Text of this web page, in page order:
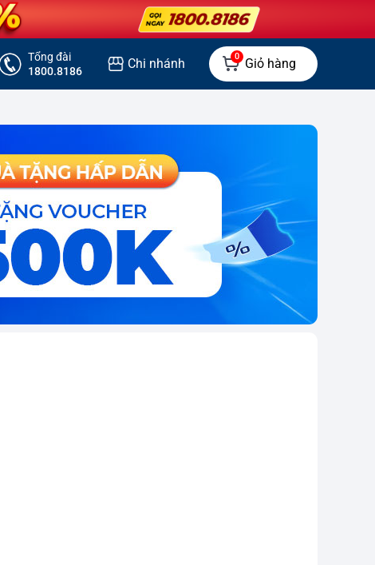
Tổng đài
1800.8186
Chi nhánh 0 Giỏ hàng